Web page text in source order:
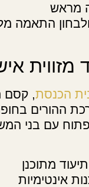
מראש
התאמה
מזווית
הכנסת, קסם
ההורים
פתוח עם
מתוכנן
אינטימיות